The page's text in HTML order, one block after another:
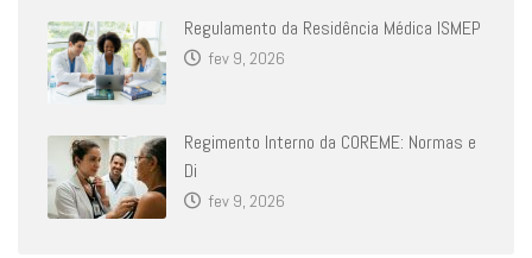
Regulamento da Residência Médica ISMEP
fev 9, 2026
Regimento Interno da COREME: Normas e
Di
fev 9, 2026